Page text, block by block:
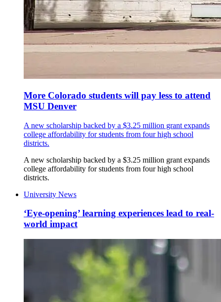
More Colorado students will pay less to attend
MSU Denver
A new scholarship backed by a $3.25 million grant expands
college affordability for students from four high school
districts.
A new scholarship backed by a $3.25 million grant expands
college affordability for students from four high school
districts.
University News
‘Eye-opening’ learning experiences lead to real-
world impact